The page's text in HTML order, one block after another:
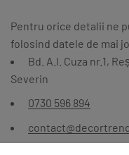
Pentru orice detalii ne
folosind datele de mai
Bd. A.I. Cuza nr.1,
Severin
0730 596 894